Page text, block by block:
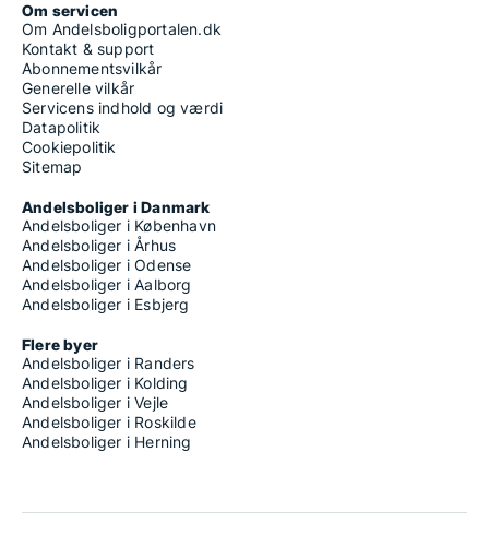
Om servicen
Om Andelsboligportalen.dk
Kontakt & support
Abonnementsvilkår
Generelle vilkår
Servicens indhold og værdi
Datapolitik
Cookiepolitik
Sitemap
Andelsboliger i Danmark
Andelsboliger i København
Andelsboliger i Århus
Andelsboliger i Odense
Andelsboliger i Aalborg
Andelsboliger i Esbjerg
Flere byer
Andelsboliger i Randers
Andelsboliger i Kolding
Andelsboliger i Vejle
Andelsboliger i Roskilde
Andelsboliger i Herning